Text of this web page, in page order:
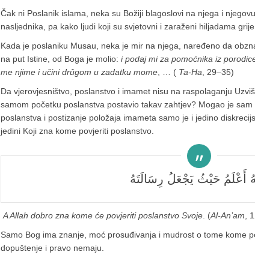
Čak ni Poslanik islama, neka su Božiji blagoslovi na njega i
nasljednika, pa kako ljudi koji su svjetovni i zaraženi hiljadama
Kada je poslaniku Musau, neka je mir na njega, naređeno da
na put Istine, od Boga je molio: i podaj mi za pomoćnika iz
me njime i učini drûgom u zadatku mome, … ( Ta-Ha, 29–35)
Da vjerovjesništvo, poslanstvo i imamet nisu na raspolaganju
samom početku poslanstva postavio takav zahtjev? Mogao je
poslanstva i postizanje položaja imameta samo je i jedino
jedini Koji zna kome povjeriti poslanstvo.
أَعْلَمُ حَيْثُ يَجْعَلُ رِسَالَتَهُ
A Allah dobro zna kome će povjeriti poslanstvo Svoje. (Al-An’am,
Samo Bog ima znanje, moć prosuđivanja i mudrost o tome kome
dopuštenje i pravo nemaju.